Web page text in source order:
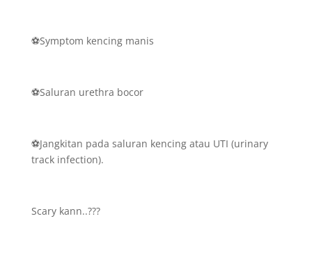
⚽Symptom kencing manis
⚽Saluran urethra bocor
⚽Jangkitan pada saluran kencing atau UTI (urinary
track infection).
Scary kann..???